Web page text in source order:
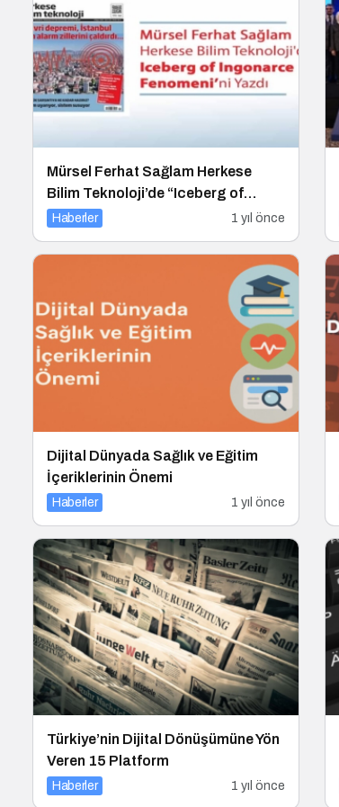
Mürsel Ferhat Sağlam Herkese
Bilim Teknoloji’de “Iceberg of
Ingonarce Fenomeni”ni Yazdı
Haberler 1 yıl önce
Dijital Dünyada Sağlık ve Eğitim
İçeriklerinin Önemi
Haberler 1 yıl önce
Türkiye’nin Dijital Dönüşümüne Yön
Veren 15 Platform
Haberler 1 yıl önce